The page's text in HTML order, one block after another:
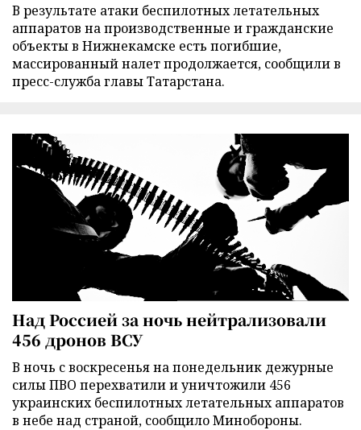
В результате атаки беспилотных летательных
аппаратов на производственные и гражданские
объекты в Нижнекамске есть погибшие,
массированный налет продолжается, сообщили в
пресс-служба главы Татарстана.
Над Россией за ночь нейтрализовали
456 дронов ВСУ
В ночь с воскресенья на понедельник дежурные
силы ПВО перехватили и уничтожили 456
украинских беспилотных летательных аппаратов
в небе над страной, сообщило Минобороны.